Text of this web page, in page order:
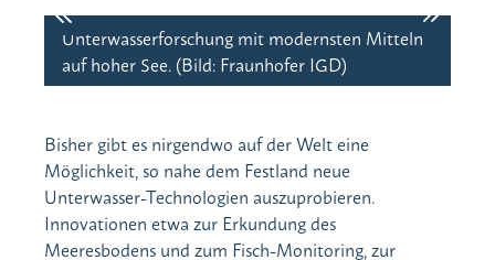
Unterwasserforschung mit modernsten Mitteln
auf hoher See. (Bild: Fraunhofer IGD)
Bisher gibt es nirgendwo auf der Welt eine
Möglichkeit, so nahe dem Festland neue
Unterwasser-Technologien auszuprobieren.
Innovationen etwa zur Erkundung des
Meeresbodens und zum Fisch-Monitoring, zur